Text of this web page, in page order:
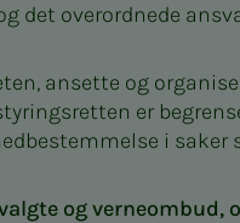
det overordnede
ansette og
er
i saker
og verneombud,